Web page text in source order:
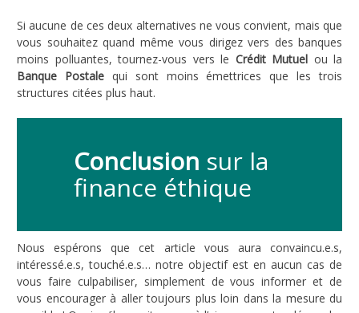
Si aucune de ces deux alternatives ne vous convient, mais que
vous souhaitez quand même vous dirigez vers des banques
moins polluantes, tournez-vous vers le Crédit Mutuel ou la
Banque Postalequi sont moins émettrices que les trois
structures citées plus haut.
Conclusion sur la
finance éthique
Nous espérons que cet article vous aura convaincu.e.s,
intéressé.e.s, touché.e.s… notre objectif est en aucun cas de
vous faire culpabiliser, simplement de vous informer et de
vous encourager à aller toujours plus loin dans la mesure du